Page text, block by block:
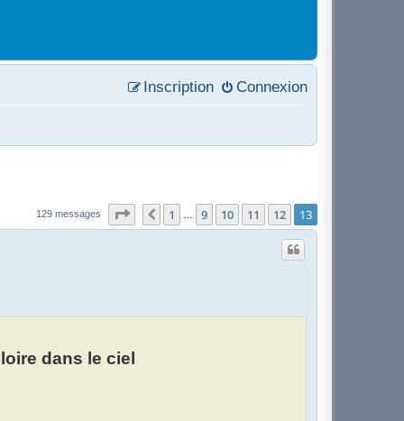
Connexion
Inscription
129 messages Page 13 sur 13
Précédent
1 9 10 11 12 13
dans le ciel